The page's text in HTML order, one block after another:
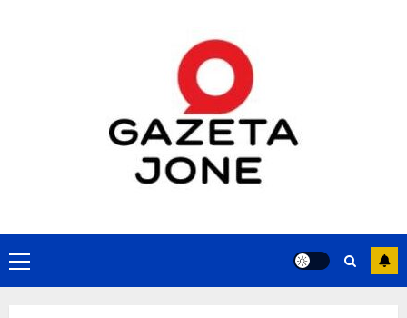
Primary
Menu